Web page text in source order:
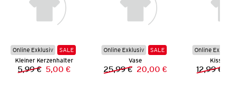
Online Exklusiv
SALE
Kleiner Kerzenhalter
Vorheriger Preis:
5,99 € Neuer Preis:
5,00 €
Online Exklusiv
SALE
Vase
Vorheriger Preis:
25,99 € Neuer Preis:
20,00 €
Online
12,99 €